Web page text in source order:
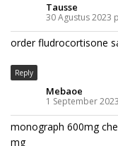
Tausse
30 Agustus 2023
order fludrocortisone
Reply
Mebaoe
1 September
monograph 600mg
mg